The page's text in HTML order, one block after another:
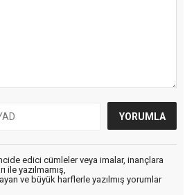
edici cümleler veya imalar, inançlara
ile yazılmamış,
ve büyük harflerle yazılmış yorumlar